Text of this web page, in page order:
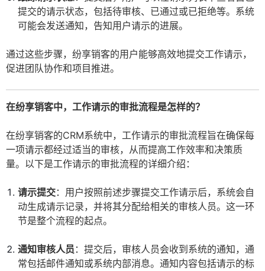
提交的请示状态，包括待审核、已通过或已拒绝等。系统
可能会发送通知，告知用户请示的进展。
通过这些步骤，纷享销客的用户能够高效地提交工作请示，
促进团队协作和项目推进。
在纷享销客中，工作请示的审批流程是怎样的？
在纷享销客的CRM系统中，工作请示的审批流程旨在确保每
一项请示都经过适当的审核，从而提高工作效率和决策质
量。以下是工作请示的审批流程的详细介绍：
请示提交：用户按照前述步骤提交工作请示后，系统会自
动生成请示记录，并将其分配给相关的审核人员。这一环
节是整个流程的起点。
通知审核人员 ：提交后，审核人员会收到系统的通知，通
常包括邮件通知或系统内部消息。通知内容包括请示的标